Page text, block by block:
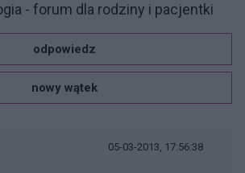
- forum dla rodziny i pacjentki
odpowiedz
nowy wątek
05-03-2013, 17:56:38